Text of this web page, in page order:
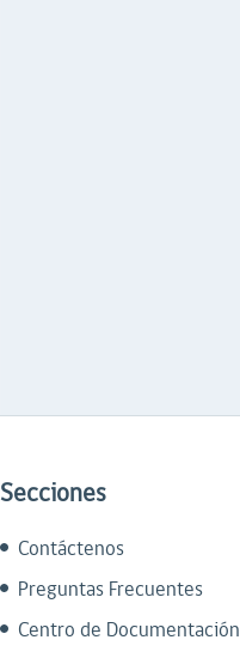
Secciones
Contáctenos
Preguntas Frecuentes
Centro de Documentación